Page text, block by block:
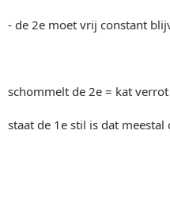
- de 2e moet vrij constant
schommelt de 2e = kat verrot
staat de 1e stil is dat meestal